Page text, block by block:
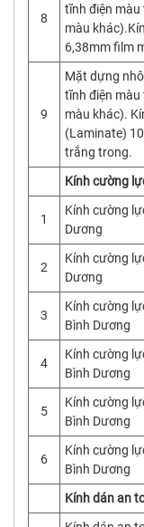
8
tĩnh điện
màu
6,38mm film
9
Mặt dựng
tĩnh điện
màu khác).
(Laminate)
trắng trong.
Kính cường
1
Kính cường
Dương
2
Kính cường
Dương
3
Kính cường
Bình Dương
4
Kính cường
Bình Dương
5
Kính cường
Bình Dương
6
Kính cường
Bình Dương
Kính dán an